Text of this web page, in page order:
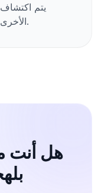
يتم
الأخرى تلقائيًا وترجمتها إلى وقفات طبيعية.
هل أنت